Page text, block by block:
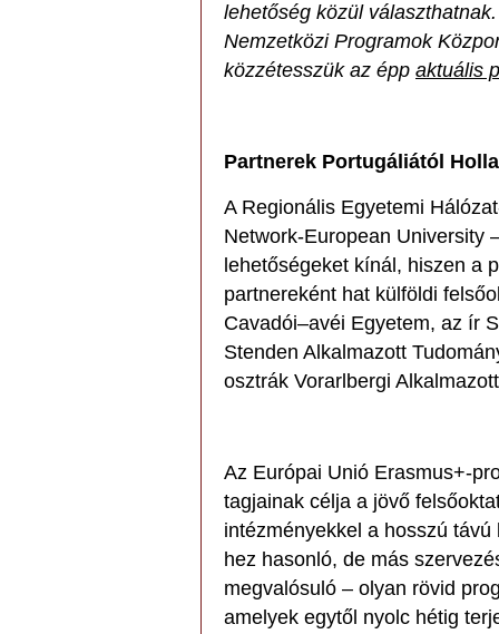
lehetőség közül
Nemzetközi Programok
közzétesszük az épp aktuális
Partnerek Portugáliától
A Regionális Egyetemi
Network-European University
lehetőségeket kínál, hiszen a
partnereként hat külföldi
Cavadói–avéi Egyetem, az ír
Stenden Alkalmazott
osztrák Vorarlbergi
Az Európai Unió Erasmus+-
tagjainak célja a jövő
intézményekkel a hosszú
hez hasonló, de más
megvalósuló – olyan rövid
amelyek egytől nyolc hétig